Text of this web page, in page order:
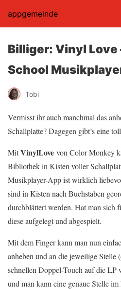
appgemeinde
Billiger: Vinyl Love
School
Tobi
Vermisst ihr auch manchmal das
Schallplatte? Dagegen gibt’s eine
MitVinylLove von Color Monkey
Bibliothek in Kisten voller
Musikplayer-App ist wirklich
sind in Kisten nach Buchstaben
durchblättert werden. Hat man sich
diese aufgelegt und abgespielt.
Mit dem Finger kann man nun
anheben und an die jeweilige Stelle
schnellen Doppel-Touch auf die LP
und man kann eine genaue Stelle